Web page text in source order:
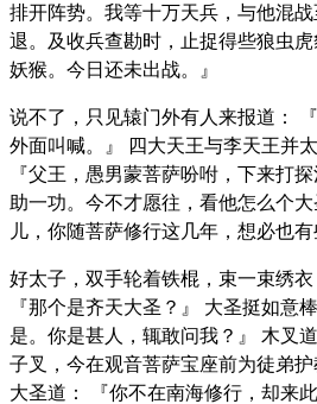
排开阵势。我等十万天兵，与他混
退。及收兵查勘时，止捉得些狼虫
妖猴。今日还未出战。』
说不了，只见辕门外有人来报道：
外面叫喊。』 四大天王与李天王并
『父王，愚男蒙菩萨吩咐，下来打
助一功。今不才愿往，看他怎么个
儿，你随菩萨修行这几年，想必也有
好太子，双手轮着铁棍，束一束绣衣
『那个是齐天大圣？』 大圣挺如意
是。你是甚人，辄敢问我？』 木叉
子叉，今在观音菩萨宝座前为徒弟护
大圣道： 『你不在南海修行，却来